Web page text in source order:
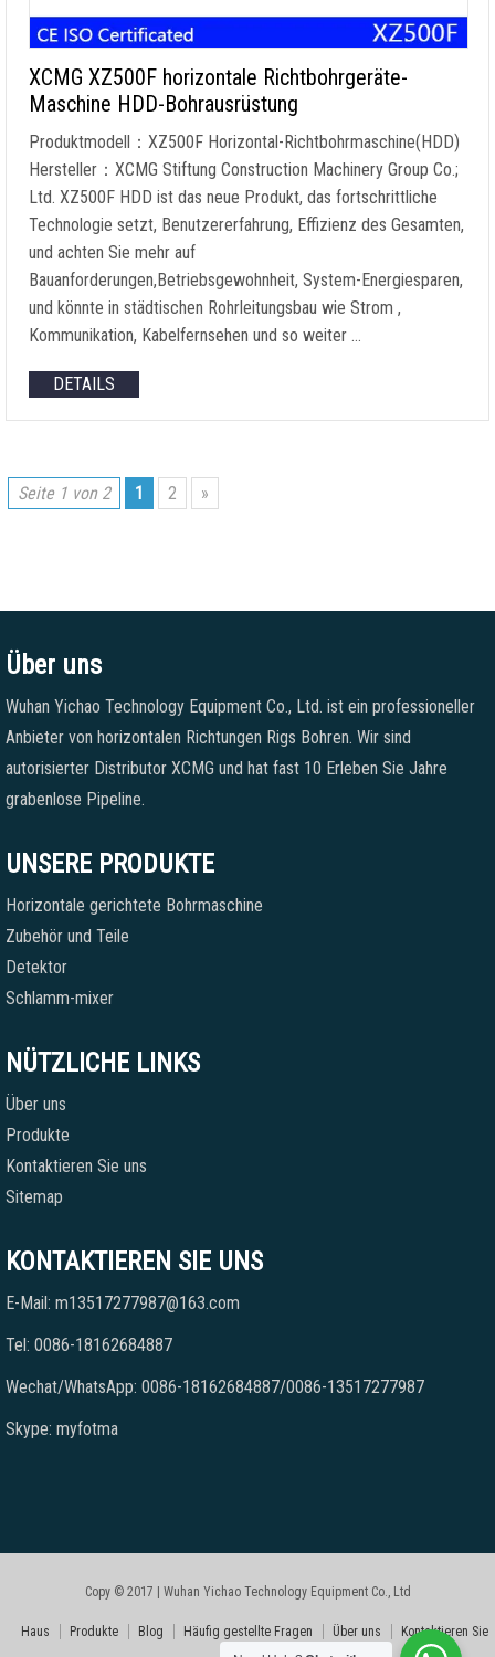
XCMG XZ500F horizontale Richtbohrgeräte-
Maschine HDD-Bohrausrüstung
Produktmodell：XZ500F Horizontal-Richtbohrmaschine(HDD)
Hersteller：XCMG Stiftung Construction Machinery Group Co.;
Ltd. XZ500F HDD ist das neue Produkt, das fortschrittliche
Technologie setzt, Benutzererfahrung, Effizienz des Gesamten,
und achten Sie mehr auf
Bauanforderungen,Betriebsgewohnheit, System-Energiesparen,
und könnte in städtischen Rohrleitungsbau wie Strom ,
Kommunikation, Kabelfernsehen und so weiter …
DETAILS
Seite 1 von 2 1 2 »
Über uns
Wuhan Yichao Technology Equipment Co., Ltd. ist ein professioneller
Anbieter von horizontalen Richtungen Rigs Bohren. Wir sind
autorisierter Distributor XCMG und hat fast 10 Erleben Sie Jahre
grabenlose Pipeline.
UNSERE PRODUKTE
Horizontale gerichtete Bohrmaschine
Zubehör und Teile
Detektor
Schlamm-mixer
NÜTZLICHE LINKS
Über uns
Produkte
Kontaktieren Sie uns
Sitemap
KONTAKTIEREN SIE UNS
E-Mail: m13517277987@163.com
Tel: 0086-18162684887
Wechat/WhatsApp: 0086-18162684887/0086-13517277987
Skype: myfotma
Copy © 2017 | Wuhan Yichao Technology Equipment Co., Ltd
Haus Produkte Blog Häufig gestellte Fragen Über uns
Kontaktieren Sie